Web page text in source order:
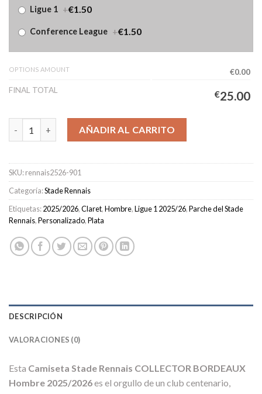
Ligue 1 +€1.50
Conference League +€1.50
OPTIONS AMOUNT
€0.00
FINAL TOTAL
€25.00
Camiseta Stade Rennais COLLECTOR BORDEAUX Hombre
AÑADIR AL CARRITO
SKU:rennais2526-901
Categoría:Stade Rennais
Etiquetas:2025/2026,Claret,Hombre,Ligue 1 2025/26,Parche del Stade
Rennais,Personalizado,Plata
DESCRIPCIÓN
VALORACIONES (0)
Esta Camiseta Stade Rennais COLLECTOR BORDEAUX
Hombre 2025/2026es el orgullo de un club centenario,